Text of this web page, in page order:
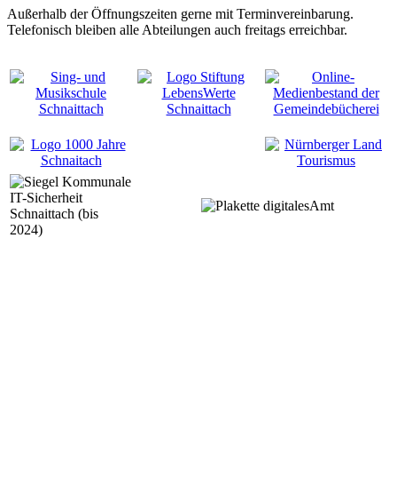
Außerhalb der Öffnungszeiten gerne mit Terminvereinbarung.
Telefonisch bleiben alle Abteilungen auch freitags erreichbar.